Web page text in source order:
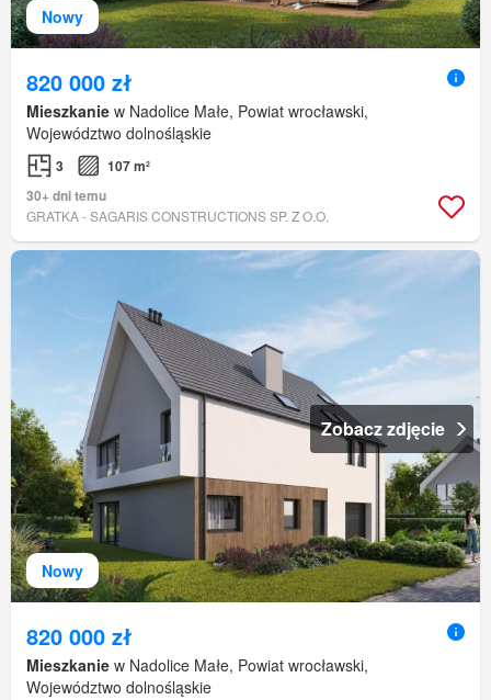
Nowy
820 000 zł
Mieszkanie w Nadolice Małe, Powiat wrocławski,
Województwo dolnośląskie
3
107 m²
30+ dni temu
GRATKA - SAGARIS CONSTRUCTIONS SP. Z O.O.
Nowy
Zobacz zdjęcie
820 000 zł
Mieszkanie w Nadolice Małe, Powiat wrocławski,
Województwo dolnośląskie